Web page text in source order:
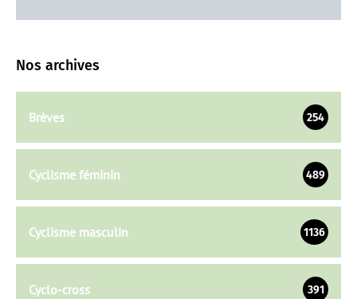
Nos archives
Brèves 254
Cyclisme féminin 489
Cyclisme masculin 1136
Cyclo-cross 391